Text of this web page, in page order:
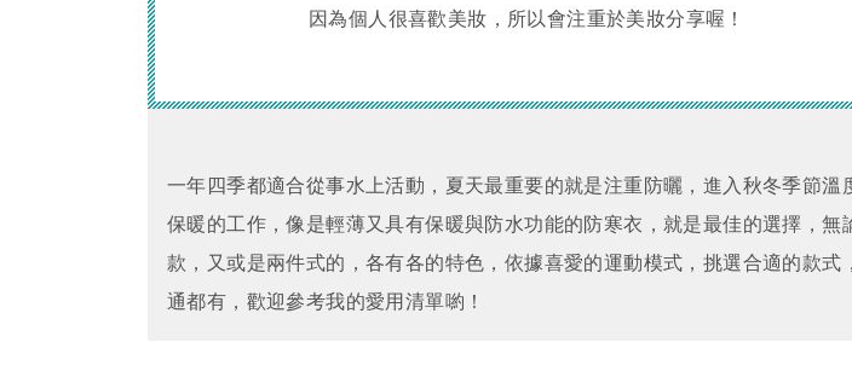
因為個人很喜歡美妝，所以會注重於美妝分享喔！
一年四季都適合從事水上活動，夏天最重要的就是注重防曬，進入秋冬季節溫
保暖的工作，像是輕薄又具有保暖與防水功能的防寒衣，就是最佳的選擇，無
款，又或是兩件式的，各有各的特色，依據喜愛的運動模式，挑選合適的款式
通都有，歡迎參考我的愛用清單喲！